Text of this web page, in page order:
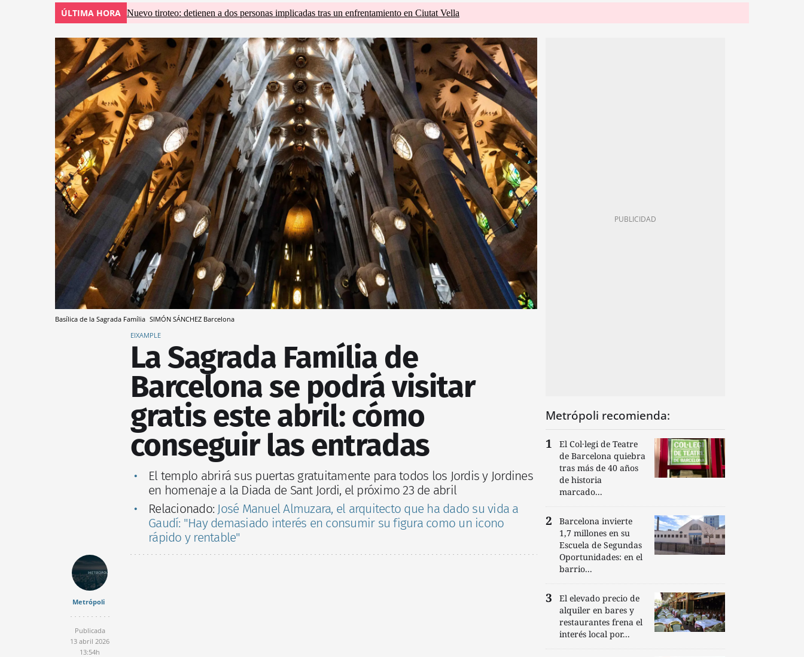
ÚLTIMA HORA Nuevo tiroteo: detienen a dos personas implicadas tras un enfrentamiento en Ciutat Vella
Basílica de la Sagrada Família SIMÓN SÁNCHEZ Barcelona
EIXAMPLE
La Sagrada Família de
Barcelona se podrá visitar
gratis este abril: cómo
conseguir las entradas
El templo abrirá sus puertas gratuitamente para todos los Jordis y Jordines
en homenaje a la Diada de Sant Jordi, el próximo 23 de abril
Relacionado: José Manuel Almuzara, el arquitecto que ha dado su vida a
Gaudí: "Hay demasiado interés en consumir su figura como un icono
rápido y rentable"
Metrópoli
Publicada
13 abril 2026
13:54h
Metrópoli recomienda:
El Col·legi de Teatre
de Barcelona quiebra
tras más de 40 años
de historia
marcado...
Barcelona invierte
1,7 millones en su
Escuela de Segundas
Oportunidades: en el
barrio...
El elevado precio de
alquiler en bares y
restaurantes frena el
interés local por...